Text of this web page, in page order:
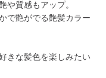
や質感もアップ。
で艶がでる艶髪カラー
きな髪色を楽しみたい